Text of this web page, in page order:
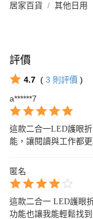
居家百貨 其他日用
評價
4.7 ( 3 則評價 )
a******7
這款二合一LED護眼
能，讓閱讀與工作都
匿名
這款二合一 LED護眼
功能也讓我能輕鬆找